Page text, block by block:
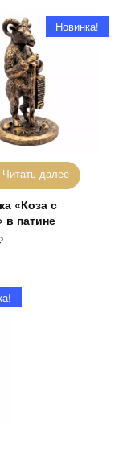
Читать далее
Новинка!
«Коза с
в патине